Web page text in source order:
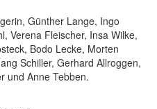
Günther Lange, Ingo
Verena Fleischer, Insa Wilke,
Bodo Lecke, Morten
Schiller, Gerhard Allroggen,
und Anne Tebben.